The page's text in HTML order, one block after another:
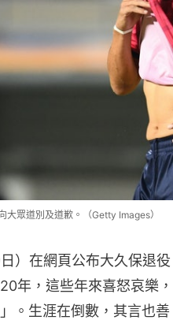
大眾道別及道歉。（Getty Images）
）在網頁公布大久保退
年，這些年來喜怒哀樂
。生涯在倒數，其言也